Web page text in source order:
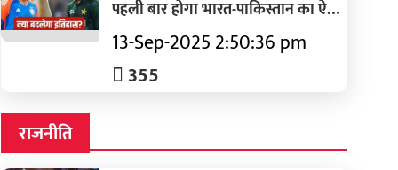
पहली बार होगा भारत-पाकिस्तान का ऐसा
मैच, बदलेगा इतिहास?
13-Sep-2025 2:50:36 pm
355
राजनीति